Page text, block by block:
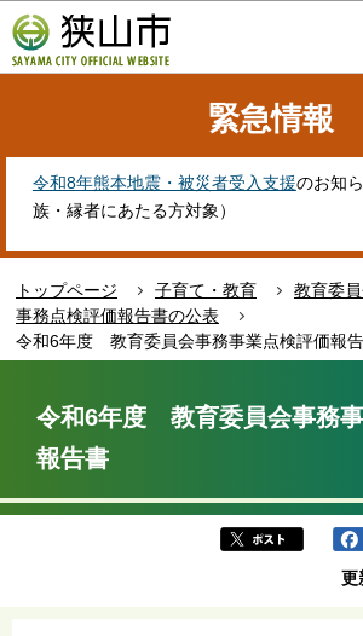
の
ペ
す
緊急情報
令和8年熊本地震・被災者受入支援のお知
族・縁者にあたる方対象）
トップページ 子育て・教育
教育委
事務点検評価報告書の公表
令和6年度 教育委員会事務事業点検評価報
ら
令和6年度 教育委員会事務
報告書
更